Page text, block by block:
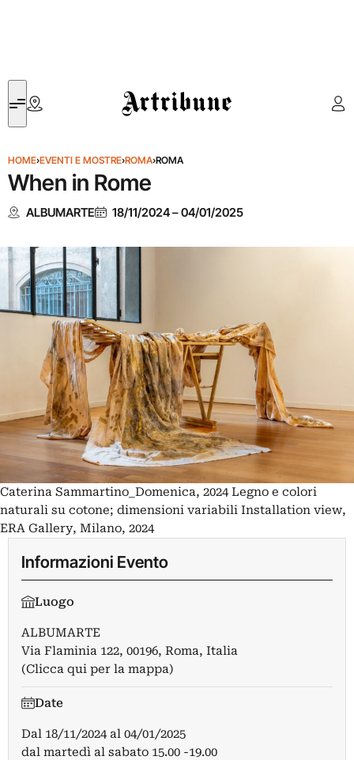
Artribune
HOME›EVENTI E MOSTRE›ROMA›ROMA
When in Rome
ALBUMARTE 18/11/2024–04/01/2025
Caterina Sammartino_Domenica, 2024 Legno e colori
naturali su cotone; dimensioni variabili Installation view,
ERA Gallery, Milano, 2024
Informazioni Evento
Luogo
ALBUMARTE
Via Flaminia 122, 00196, Roma, Italia
(Clicca qui per la mappa)
Date
Dal 18/11/2024al 04/01/2025
dal martedì al sabato 15.00 -19.00